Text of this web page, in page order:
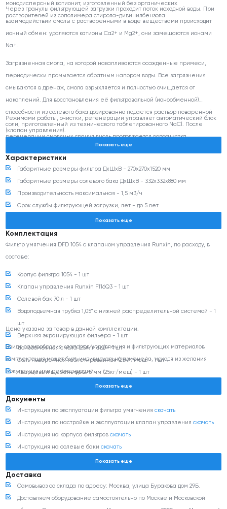
монодисперсный катионит, изготовленный без органических
растворителей из сополимера стирола-дивинилбензола.
Через гранулы фильтрующей загрузки проходит поток исходной воды. При
взаимодействии смолы с растворенными в воде веществами происходит
ионный обмен: удаляются катионы Ca2+ и Mg2+, они замещаются ионами
Na+.
Загрязненная смола, на которой накапливаются осажденные примеси,
периодически промывается обратным напором воды. Все загрязнения
смываются в дренаж, смола взрыхляется и полностью очищается от
накоплений. Для восстановления её фильтровальной (ионообменной)
способности из солевого бака дозированно подается раствор поваренной
соли, приготовленный из технического таблетированного NaCl. После
регенерации смоляных гранул вновь продолжается водоочистка.
Режимами работы, очистки, регенерации управляет автоматический блок
(клапан управления).
Показать еще
Характеристики
Габаритные размеры фильтра ДхШхВ - 270х270х1520 мм
Габаритные размеры солевого бака ДхШхВ - 332х332х880 мм
Производительность максимальная - 1,5 м3/ч
Срок службы фильтрующей загрузки, лет - до 5 лет
Количество соли на регенерацию - 3,2 кг
Частота регенераций (при Ж = 7) - 5,7 м3
Количество воды, сбрасываемой в дренаж минимально - 170 литров
Безопасно для септика - Да
Электропитание, потребляемая мощность - 220В / 16 Вт
Давление исходной воды, бар - от 3 до 6
Показать еще
Комплектация
Фильтр умягчения DFD 1054 с клапаном управления Runxin, по расходу, в
составе:
Корпус фильтра 1054 - 1 шт
Клапан управления Runxin F116Q3 - 1 шт
Солевой бак 70 л - 1 шт
Водоподъемная трубка 1,05" с нижней распределительной системой - 1
шт
Верхняя экранирующая фильера - 1 шт
Ионообменная смола (25л/меш) - 1 шт
Соль поваренная таблетированная (25кг/меш) - 1 шт
Кварцевый щебень фр.2-5 мм (25кг/меш) - 1 шт
Цена указана за товар в данной комплектации.
Ввиду разнообразия клапанов управления и фильтрующих материалов
комплектация может быть индивидуально изменена, исходя из желания
Покупателя или рекомендаций.
Показать еще
Документы
Инструкция по эксплуатации фильтра умягчения скачать
Инструкция по настройке и эксплуатации клапан управления скачать
Инструкция на корпуса фильтров скачать
Инструкция на солевые баки скачать
Инструкция на ионообменную смолускачать
Инструкция на соль таблетированнуюскачать
Инструкция на кварцевый щебень фр.2-5 ммскачать
Декларация соответствия скачать
Показать еще
Доставка
Самовывоз со склада по адресу: Москва, улица Буракова дом 29Б.
Доставляем оборудование самостоятельно по Москве и Московской